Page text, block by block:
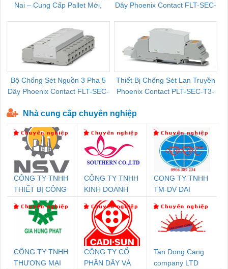
Nai – Cung Cấp Pallet Mới,
Dây Phoenix Contact FLT-SEC-
Bộ Chống Sét Nguồn 3 Pha 5
Dây Phoenix Contact FLT-SEC-
Thiết Bị Chống Sét Lan Truyền
Phoenix Contact PLT-SEC-T3-
Nhà cung cấp chuyên nghiệp
CÔNG TY TNHH
THIẾT BỊ CÔNG
NGHIỆP NIHON
SETSUBI VIỆT
CÔNG TY TNHH
KINH DOANH
DỊCH VỤ XNK
PHƯƠNG NAM
CONG TY TNHH
TM-DV DAI
CÔNG TY TNHH
THƯƠNG MẠI
CÔNG TY CỔ
PHẦN DÂY VÀ
Tan Dong Cang
company LTD